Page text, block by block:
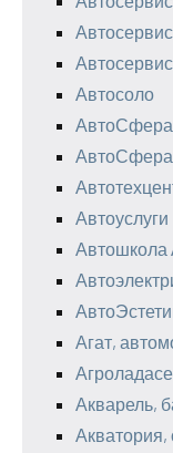
Автосоло
АвтоСфера
АвтоСфера
Автоуслуги
Автошкола
Агат,
Акварель,
Акватория,